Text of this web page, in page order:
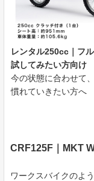
レンタル250cc｜フ
試してみたい方向け
今の状態に合わせて
慣れていきたい方へ
CRF125F｜MKT
ワークスバイクのよ